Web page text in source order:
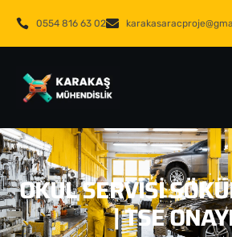
0554 816 63 02
OKUL SERVISI
| TSE